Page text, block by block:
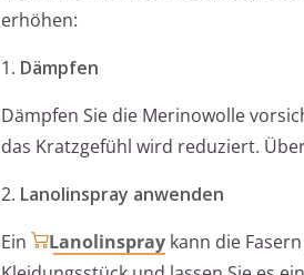
erhöhen:
1. Dämpfen
Dämpfen Sie die Merinowolle
das Kratzgefühl wird reduziert.
2. Lanolinspray anwenden
Ein
Lanolinspray kann die